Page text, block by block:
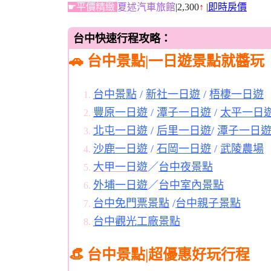
☛平價精緻 夏述汽車旅館 |2,300↑ 即時房價
台中快速行程攻略：
🚗 台中景點|一日遊景點就醬玩
台中景點 / 新社一日遊 / 梧棲一日遊
豐原一日遊 / 潭子一日遊 / 太平一日
北屯一日遊 / 后里一日遊/ 潭子一日遊
沙鹿一日遊 / 石岡一日遊 / 武陵農場
大甲一日遊／ 台中夜景點
外埔一日遊／ 台中室內景點
台中免門票景點 /台中親子景點
台中觀光工廠景點
👒 台中景點|超優惠好玩行程